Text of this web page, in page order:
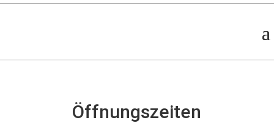
Öffnungszeiten